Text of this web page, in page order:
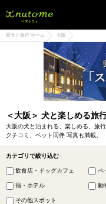
愛犬と旅行 ホーム 大阪
＜大阪＞ 犬と楽しめる旅
大阪の犬と泊まれる、楽しめる、旅
クチコミ、ペット同伴 写真も満載。
カテゴリで絞り込む
飲食店・ドッグカフェ ペ
宿・ホテル 動
その他スポット